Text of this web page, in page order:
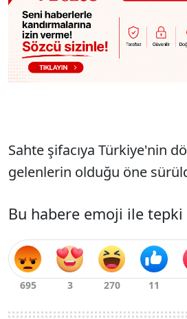
Sahte şifacıya Türkiye'nin
gelenlerin olduğu öne
Bu habere emoji ile tepki